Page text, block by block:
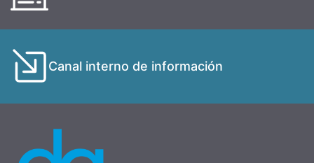
Canal interno de información